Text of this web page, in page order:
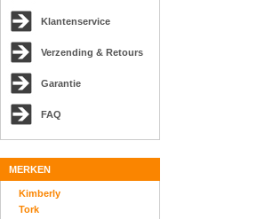
Klantenservice
Verzending & Retours
Garantie
FAQ
MERKEN
Kimberly
Tork